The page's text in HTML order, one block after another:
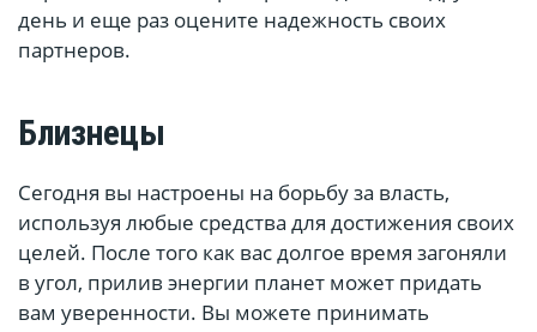
день и еще раз оцените надежность своих
партнеров.
Близнецы
Сегодня вы настроены на борьбу за власть,
используя любые средства для достижения своих
целей. После того как вас долгое время загоняли
в угол, прилив энергии планет может придать
вам уверенности. Вы можете принимать